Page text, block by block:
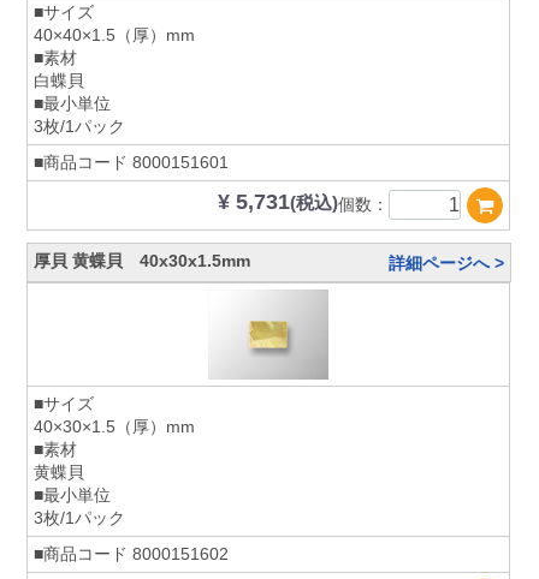
■サイズ
40×40×1.5（厚）mm
■素材
白蝶貝
■最小単位
3枚/1パック
■商品コード 8000151601
¥ 5,731(税込)個数：
厚貝 黄蝶貝 40x30x1.5mm 詳細ページへ >
■サイズ
40×30×1.5（厚）mm
■素材
黄蝶貝
■最小単位
3枚/1パック
■商品コード 8000151602